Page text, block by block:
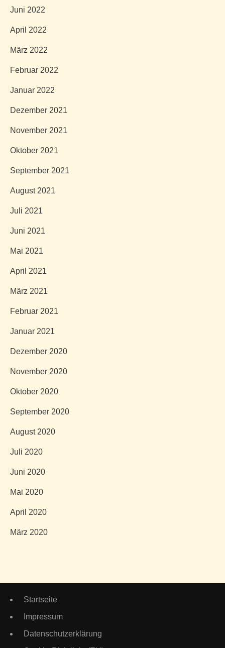
Juni 2022
April 2022
März 2022
Februar 2022
Januar 2022
Dezember 2021
November 2021
Oktober 2021
September 2021
August 2021
Juli 2021
Juni 2021
Mai 2021
April 2021
März 2021
Februar 2021
Januar 2021
Dezember 2020
November 2020
Oktober 2020
September 2020
August 2020
Juli 2020
Juni 2020
Mai 2020
April 2020
März 2020
Startseite
Impressum
Datenschutzerklärung